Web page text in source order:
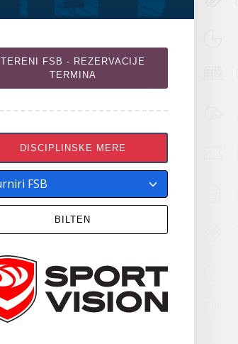
TERENI FSB - REZERVACIJE
TERMINA
DISCIPLINSKE MERE
BILTEN